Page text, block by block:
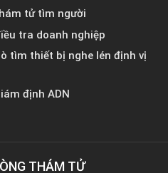
tử tìm người
tra doanh nghiệp
tìm thiết bị nghe lén định vị
định ADN
​THÁM TỬ